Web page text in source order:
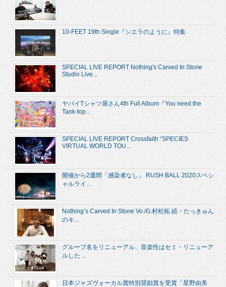
10-FEET 19th Single『シエラのように』特集
SPECIAL LIVE REPORT Nothing's Carved In Stone
Studio Live...
ヤバイTシャツ屋さん4th Full Album『You need the
Tank-top...
SPECIAL LIVE REPORT Crossfaith “SPECIES
VIRTUAL WORLD TOU...
開催から2週間「感染者なし」 RUSH BALL 2020スペシ
ャルライ...
Nothing’s Carved In Stone Vo./G.村松拓 続・たっきゅん
のキ...
グループ名をリニューアル、音楽性はセミ・リニューア
ルした ...
日本ジャズヴォーカル賞特別奨励賞を受賞「星野由美